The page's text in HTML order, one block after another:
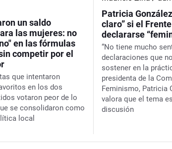
un saldo
las mujeres: no
en las fórmulas
competir por el
que intentaron
en los dos
votaron peor de lo
se consolidaron como
local
Patricia
claro” si el
declararse
“No tiene mucho
declaraciones que
sostener en la
presidenta de la
Feminismo, Patricia
valora que el tema
discusión